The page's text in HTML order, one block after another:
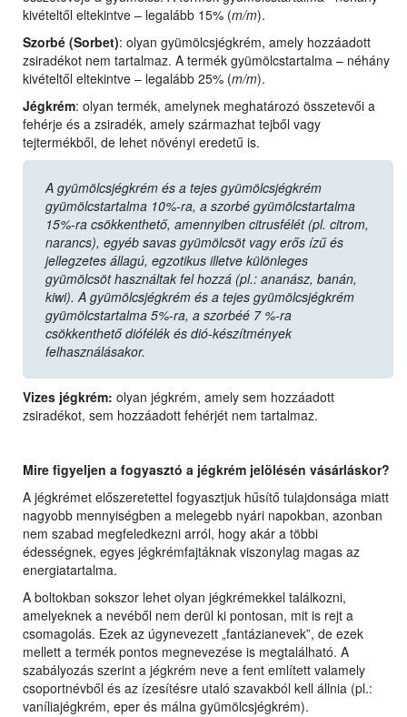
kivételtől eltekintve – legalább 15% (m/m).
Szorbé (Sorbet): olyan gyümölcsjégkrém, amely hozzáadott
zsiradékot nem tartalmaz. A termék gyümölcstartalma – néhány
kivételtől eltekintve – legalább 25% (m/m).
Jégkrém: olyan termék, amelynek meghatározó összetevői a
fehérje és a zsiradék, amely származhat tejből vagy
tejtermékből, de lehet növényi eredetű is.
A gyümölcsjégkrém és a tejes gyümölcsjégkrém
gyümölcstartalma 10%-ra, a szorbé gyümölcstartalma
15%-ra csökkenthető, amennyiben citrusfélét (pl. citrom,
narancs), egyéb savas gyümölcsöt vagy erős ízű és
jellegzetes állagú, egzotikus illetve különleges
gyümölcsöt használtak fel hozzá (pl.: ananász, banán,
kiwi). A gyümölcsjégkrém és a tejes gyümölcsjégkrém
gyümölcstartalma 5%-ra, a szorbéé 7 %-ra
csökkenthető diófélék és dió-készítmények
felhasználásakor.
Vizes jégkrém: olyan jégkrém, amely sem hozzáadott
zsiradékot, sem hozzáadott fehérjét nem tartalmaz.
Mire figyeljen a fogyasztó a jégkrém jelölésén vásárláskor?
A jégkrémet előszeretettel fogyasztjuk hűsítő tulajdonsága miatt
nagyobb mennyiségben a melegebb nyári napokban, azonban
nem szabad megfeledkezni arról, hogy akár a többi
édességnek, egyes jégkrémfajtáknak viszonylag magas az
energiatartalma.
A boltokban sokszor lehet olyan jégkrémekkel találkozni,
amelyeknek a nevéből nem derül ki pontosan, mit is rejt a
csomagolás. Ezek az úgynevezett „fantázianevek”, de ezek
mellett a termék pontos megnevezése is megtalálható. A
szabályozás szerint a jégkrém neve a fent említett valamely
csoportnévből és az ízesítésre utaló szavakból kell állnia (pl.:
vaníliajégkrém, eper és málna gyümölcsjégkrém).